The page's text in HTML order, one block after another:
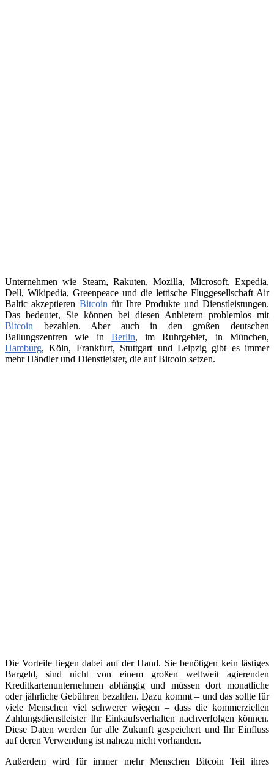
Unternehmen wie Steam, Rakuten, Mozilla, Microsoft, Expedia,
Dell, Wikipedia, Greenpeace und die lettische Fluggesellschaft Air
Baltic akzeptieren Bitcoin für Ihre Produkte und Dienstleistungen.
Das bedeutet, Sie können bei diesen Anbietern problemlos mit
Bitcoin bezahlen. Aber auch in den großen deutschen
Ballungszentren wie in Berlin, im Ruhrgebiet, in München,
Hamburg, Köln, Frankfurt, Stuttgart und Leipzig gibt es immer
mehr Händler und Dienstleister, die auf Bitcoin setzen.
Die Vorteile liegen dabei auf der Hand. Sie benötigen kein lästiges
Bargeld, sind nicht von einem großen weltweit agierenden
Kreditkartenunternehmen abhängig und müssen dort monatliche
oder jährliche Gebühren bezahlen. Dazu kommt – und das sollte für
viele Menschen viel schwerer wiegen – dass die kommerziellen
Zahlungsdienstleister Ihr Einkaufsverhalten nachverfolgen können.
Diese Daten werden für alle Zukunft gespeichert und Ihr Einfluss
auf deren Verwendung ist nahezu nicht vorhanden.
Außerdem wird für immer mehr Menschen Bitcoin Teil ihres